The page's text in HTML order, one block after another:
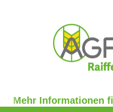
Informationen